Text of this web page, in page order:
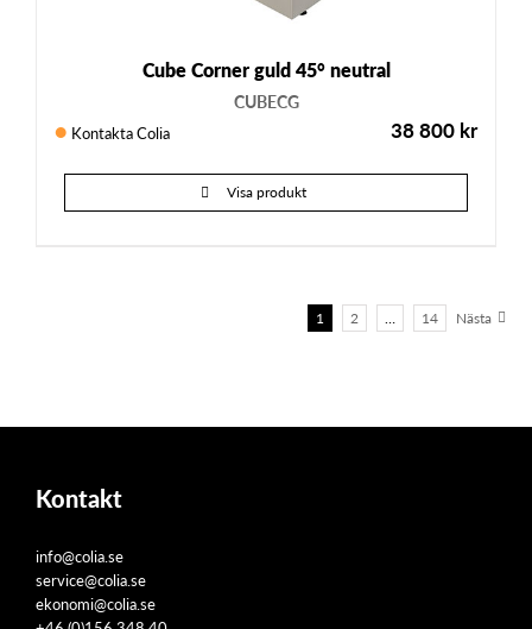
Cube Corner guld 45° neutral
CUBECG
Kontakta Colia 38 800 kr
Visa produkt
1 2 … 14 Nästa
Kontakt
info@colia.se
service@colia.se
ekonomi@colia.se